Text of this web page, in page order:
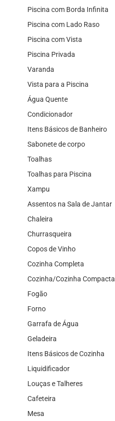
Piscina com Borda Infinita
Piscina com Lado Raso
Piscina com Vista
Piscina Privada
Varanda
Vista para a Piscina
Água Quente
Condicionador
Itens Básicos de Banheiro
Sabonete de corpo
Toalhas
Toalhas para Piscina
Xampu
Assentos na Sala de Jantar
Chaleira
Churrasqueira
Copos de Vinho
Cozinha Completa
Cozinha/Cozinha Compacta
Fogão
Forno
Garrafa de Água
Geladeira
Itens Básicos de Cozinha
Liquidificador
Louças e Talheres
Cafeteira
Mesa